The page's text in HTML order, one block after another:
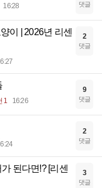
16:28 댓글
이 | 2026년 리센
2
댓글
1 16:26
9
댓글
2
댓글
된다면!? [리센
3
댓글